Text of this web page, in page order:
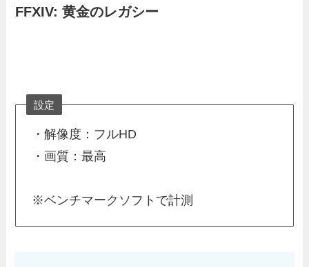
FFXIV: 黄金のレガシー
設定
・解像度：フルHD
・画質：最高
※ベンチマークソフトで計測